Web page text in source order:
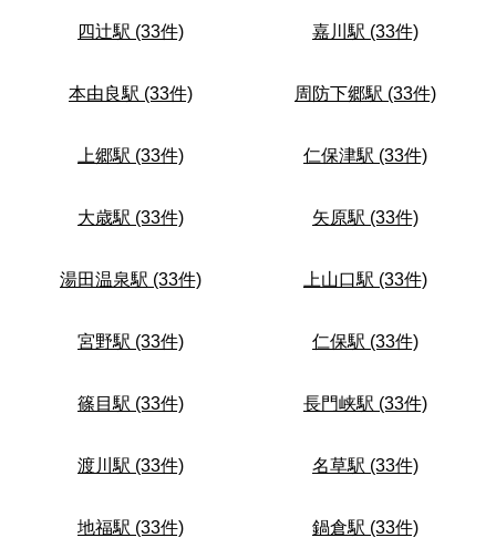
四辻駅 (33件) 嘉川駅 (33件)
本由良駅 (33件) 周防下郷駅 (33件)
上郷駅 (33件) 仁保津駅 (33件)
大歳駅 (33件) 矢原駅 (33件)
湯田温泉駅 (33件) 上山口駅 (33件)
宮野駅 (33件) 仁保駅 (33件)
篠目駅 (33件) 長門峡駅 (33件)
渡川駅 (33件) 名草駅 (33件)
地福駅 (33件) 鍋倉駅 (33件)